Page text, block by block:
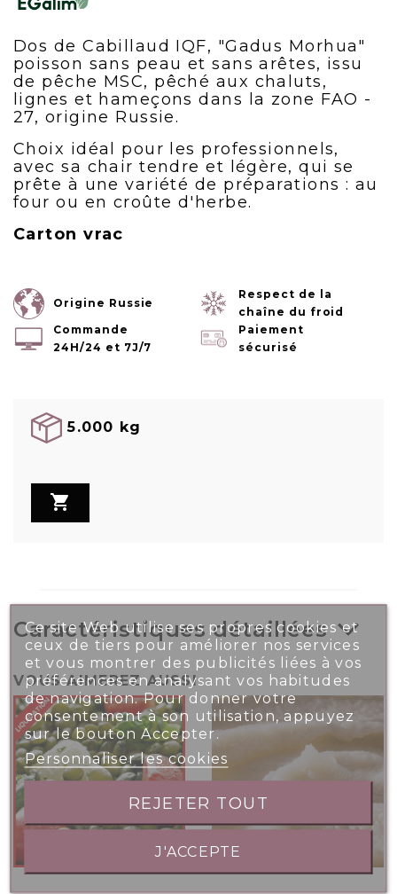
Dos de Cabillaud IQF, "Gadus Morhua"
poisson sans peau et sans arêtes, issu
de pêche MSC, pêché aux chaluts,
lignes et hameçons dans la zone FAO -
27, origine Russie.
Choix idéal pour les professionnels,
avec sa chair tendre et légère, qui se
prête à une variété de préparations : au
four ou en croûte d'herbe.
Carton vrac
Origine Russie
Respect de la
chaîne du froid
Commande
24H/24 et 7J/7
Paiement
sécurisé
5.000 kg

Caractéristiques détaillées
VOUS AIMEREZ AUSSI
Ce site Web utilise ses propres cookies et
ceux de tiers pour améliorer nos services
et vous montrer des publicités liées à vos
préférences en analysant vos habitudes
de navigation. Pour donner votre
consentement à son utilisation, appuyez
sur le bouton Accepter.
Personnaliser les cookies
REJETER TOUT
J'ACCEPTE